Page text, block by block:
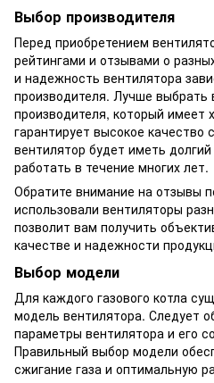
Выбор производителя
Перед приобретением
рейтингами и отзывами о
и надежность вентилятора
производителя. Лучше выбрать
производителя, который имеет
гарантирует высокое качество
вентилятор будет иметь
работать в течение многих лет.
Обратите внимание на отзывы
использовали вентиляторы
позволит вам получить
качестве и надежности
Выбор модели
Для каждого газового котла
модель вентилятора. Следует
параметры вентилятора и его
Правильный выбор модели
сжигание газа и оптимальную